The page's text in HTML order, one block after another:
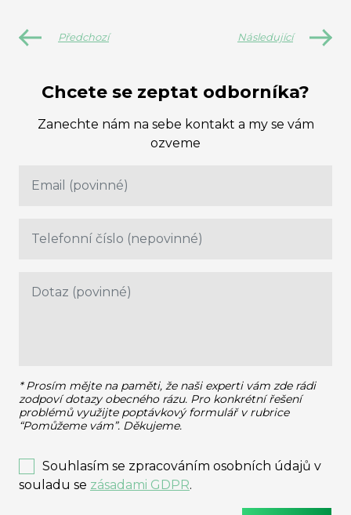
Předchozí Následující
Chcete se zeptat odborníka?
Zanechte nám na sebe kontakt a my se vám
ozveme
* Prosím mějte na paměti, že naši experti vám zde rádi
zodpoví dotazy obecného rázu. Pro konkrétní řešení
problémů využijte poptávkový formulář v rubrice
“Pomůžeme vám”. Děkujeme.
Souhlasím se zpracováním osobních údajů v
souladu se zásadami GDPR.